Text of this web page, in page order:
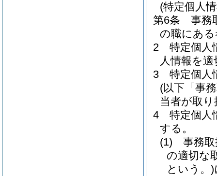
(特定個人
第6条
事務
の職にあ
2
特定個人
人情報を
3
特定個人
(以下「事
当者が取
4
特定個人
する。
(1)
事務
の適切な
という。)